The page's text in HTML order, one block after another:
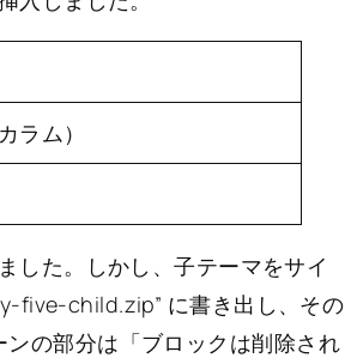
ラム）
した。しかし、子テーマをサイ
five-child.zip” に書き出し、その
の部分は「ブロックは削除され